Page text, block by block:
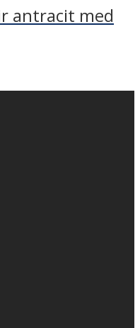
antracit med